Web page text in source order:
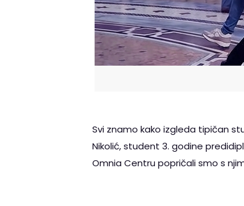
Svi znamo kako izgleda tipičan
Nikolić, student 3. godine
Omnia Centru popričali smo s